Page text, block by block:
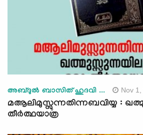
അബ്ദുൽ ബാസിത് ഹുദവി ... Nov 1,
മആലിമുസ്സുന്നതിന്നബവിയ്യ :
തീർത്ഥയാത്ര